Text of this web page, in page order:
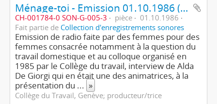
Ménage-toi - Emission 01.10.1986 (3ème partie/4)
CH-001784-0 SON-G-005-3 pièce
01.10.1986
Fait partie de Collection d'enregistrements sonores
Emission de radio faite par des femmes pour des
femmes consacrée notamment à la question du
travail domestique et au colloque organisé en
1985 par le Collège du travail, interview de Alda
De Giorgi qui en était une des animatrices, à la
présentation du ... »
Collège du Travail, Genève; producteur/trice